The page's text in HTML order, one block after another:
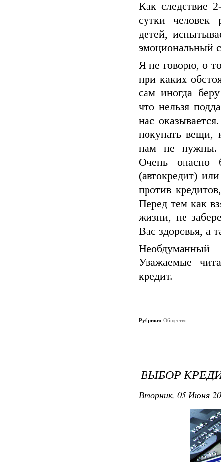
Как следствие
сутки человек
детей,
эмоциональный
Я не говорю, о
при каких
сам иногда
что нельзя
нас
покупать вещи,
нам не нужны.
Очень опасно
(автокредит)
против
Перед тем как
жизни, не
Вас здоровья, а
Необдуманный
Уважаемые
кредит.
Рубрики: Общество
ВЫБОР
Вторник, 05 Июня